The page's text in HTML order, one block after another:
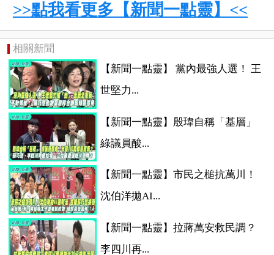
>>點我看更多【新聞一點靈】<<
相關新聞
【新聞一點靈】​ 黨內最強人選！ 王
世堅力...
【新聞一點靈】殷瑋自稱「基層」
綠議員酸...
【新聞一點靈】市民之槌抗萬川！
沈伯洋拋AI...
【新聞一點靈】拉蔣萬安救民調？
李四川再...